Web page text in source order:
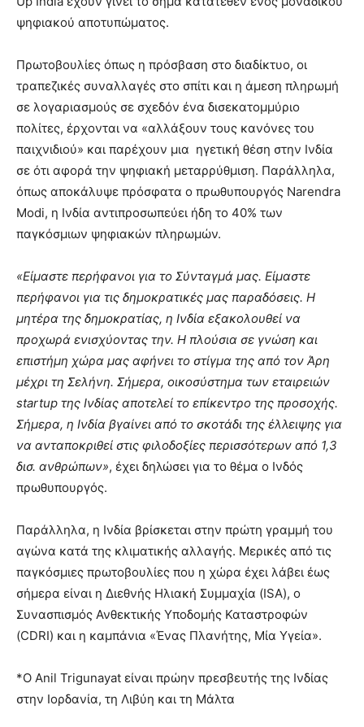
ψηφιακού αποτυπώματος.
Πρωτοβουλίες όπως η πρόσβαση στο διαδίκτυο, οι
τραπεζικές συναλλαγές στο σπίτι και η άμεση πληρωμή
σε λογαριασμούς σε σχεδόν ένα δισεκατομμύριο
πολίτες, έρχονται να «αλλάξουν τους κανόνες του
παιχνιδιού» και παρέχουν μια ηγετική θέση στην Ινδία
σε ότι αφορά την ψηφιακή μεταρρύθμιση. Παράλληλα,
όπως αποκάλυψε πρόσφατα ο πρωθυπουργός Narendra
Modi, η Ινδία αντιπροσωπεύει ήδη το 40% των
παγκόσμιων ψηφιακών πληρωμών.
«Είμαστε περήφανοι για το Σύνταγμά μας. Είμαστε
περήφανοι για τις δημοκρατικές μας παραδόσεις. Η
μητέρα της δημοκρατίας, η Ινδία εξακολουθεί να
προχωρά ενισχύοντας την. Η πλούσια σε γνώση και
επιστήμη χώρα μας αφήνει το στίγμα της από τον Άρη
μέχρι τη Σελήνη. Σήμερα, οικοσύστημα των εταιρειών
startup της Ινδίας αποτελεί το επίκεντρο της προσοχής.
Σήμερα, η Ινδία βγαίνει από το σκοτάδι της έλλειψης για
να ανταποκριθεί στις φιλοδοξίες περισσότερων από 1,3
δισ. ανθρώπων», έχει δηλώσει για το θέμα ο Ινδός
πρωθυπουργός.
Παράλληλα, η Ινδία βρίσκεται στην πρώτη γραμμή του
αγώνα κατά της κλιματικής αλλαγής. Μερικές από τις
παγκόσμιες πρωτοβουλίες που η χώρα έχει λάβει έως
σήμερα είναι η Διεθνής Ηλιακή Συμμαχία (ISA), ο
Συνασπισμός Ανθεκτικής Υποδομής Καταστροφών
(CDRI) και η καμπάνια «Ένας Πλανήτης, Μία Υγεία».
*Ο Anil Trigunayat είναι πρώην πρεσβευτής της Ινδίας
στην Ιορδανία, τη Λιβύη και τη Μάλτα